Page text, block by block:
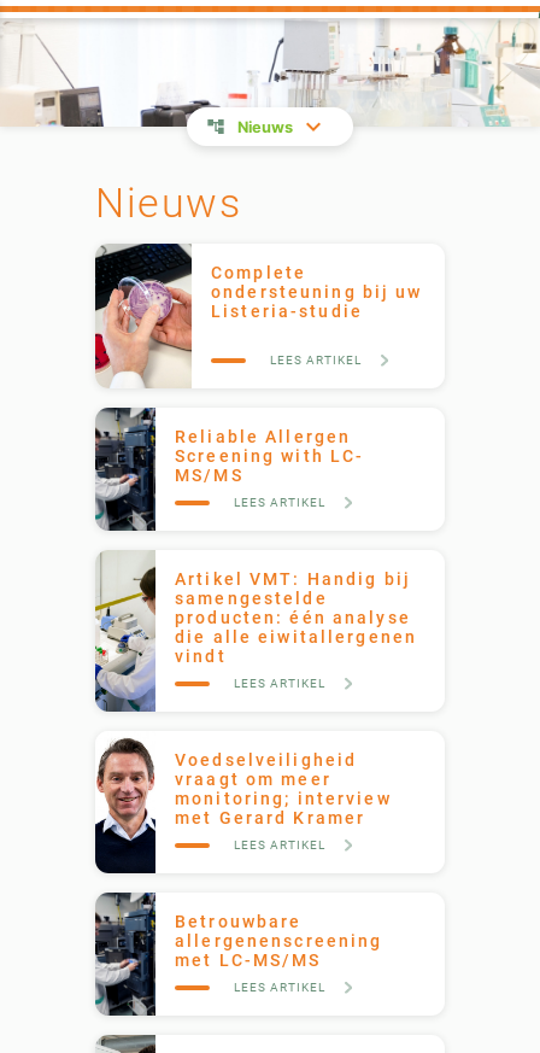
Nieuws
Nieuws
Complete
ondersteuning bij uw
Listeria-studie
LEES ARTIKEL
Reliable Allergen
Screening with LC-
MS/MS
LEES ARTIKEL
Artikel VMT: Handig bij
samengestelde
producten: één analyse
die alle eiwitallergenen
vindt
LEES ARTIKEL
Voedselveiligheid
vraagt om meer
monitoring; interview
met Gerard Kramer
LEES ARTIKEL
Betrouwbare
allergenenscreening
met LC-MS/MS
LEES ARTIKEL